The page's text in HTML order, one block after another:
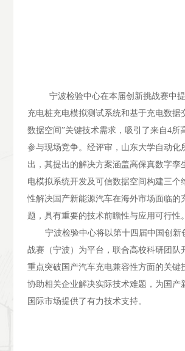
宁波检验中心在本届创新挑战赛中
充电桩充电模拟测试系统和基于充电数据
数据空间”关键技术需求，吸引了来自4所
参与现场竞争。经评审，山东大学自动化
出，其提出的解决方案涵盖高保真数字孪
电模拟系统开发及可信数据空间构建三个
性解决国产新能源汽车在海外市场面临的
题，具有重要的技术前瞻性与应用可行性。
宁波检验中心将以第十四届中国创新
战赛（宁波）为平台，联合高校科研团队
重点突破国产汽车充电兼容性方面的关键
协助相关企业解决实际技术难题，为国产
国际市场提供了有力技术支持。